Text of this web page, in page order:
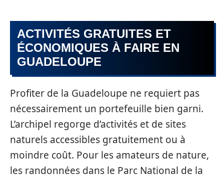
ACTIVITÉS GRATUITES ET
ÉCONOMIQUES À FAIRE EN
GUADELOUPE
Profiter de la Guadeloupe ne requiert pas
nécessairement un portefeuille bien garni.
L’archipel regorge d’activités et de sites
naturels accessibles gratuitement ou à
moindre coût. Pour les amateurs de nature,
les randonnées dans le Parc National de la